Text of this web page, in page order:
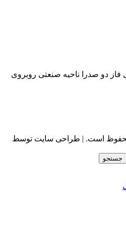
دو صدرا ناحیه صنعتی روبروی
است. | طراحی سایت توسط
جستجو